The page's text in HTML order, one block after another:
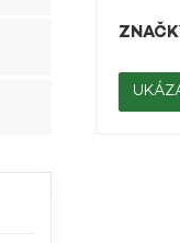
jdou